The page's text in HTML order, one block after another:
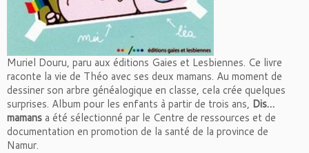
Muriel Douru, paru aux éditions Gaies et Lesbiennes. Ce livre
raconte la vie de Théo avec ses deux mamans. Au moment de
dessiner son arbre généalogique en classe, cela crée quelques
surprises. Album pour les enfants à partir de trois ans, Dis…
mamans a été sélectionné par le Centre de ressources et de
documentation en promotion de la santé de la province de
Namur.